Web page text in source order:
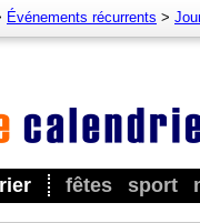
fêtes sport
Événements récurrents >